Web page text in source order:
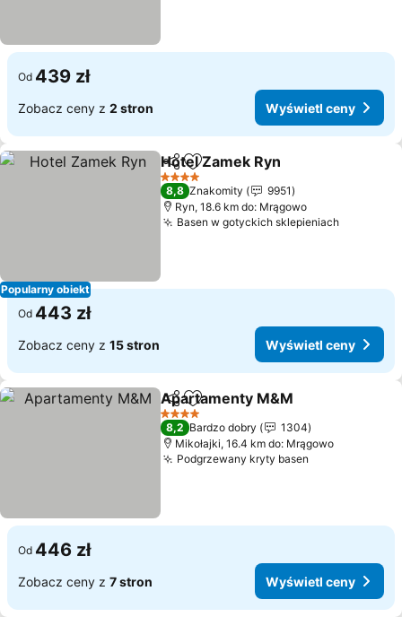
Od 439 zł
Zobacz ceny z 2 stron Wyświetl ceny
Popularny obiekt
Udostępnij
Dodaj do ulubionych
Hotel Zamek Ryn
4 Kategoria
8,8 Znakomity
9951
Ryn, 18.6 km do: Mrągowo
Basen w gotyckich sklepieniach
Od 443 zł
Zobacz ceny z 15 stron Wyświetl ceny
Udostępnij
Dodaj do ulubionych
Apartamenty M&M
4 Kategoria
8,2 Bardzo dobry
1304
Mikołajki, 16.4 km do: Mrągowo
Podgrzewany kryty basen
Od 446 zł
Zobacz ceny z 7 stron Wyświetl ceny